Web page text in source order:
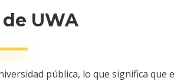
UWA
pública, lo que significa